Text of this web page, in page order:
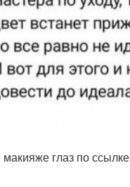
глаз по ссылке